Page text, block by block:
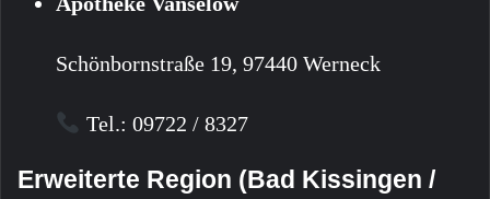
Schönbornstraße 19, 97440 Werneck
Tel.: 09722 / 8327
Erweiterte Region (Bad Kissingen /